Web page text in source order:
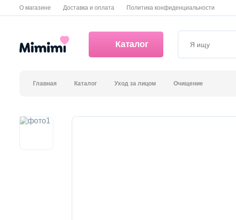
О магазине Доставка и оплата Политика конфиденциальности
Каталог
Главная Каталог Уход за лицом Очищение